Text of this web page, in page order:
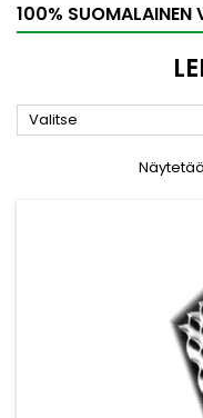
100% SUOMALAINEN
Valitse